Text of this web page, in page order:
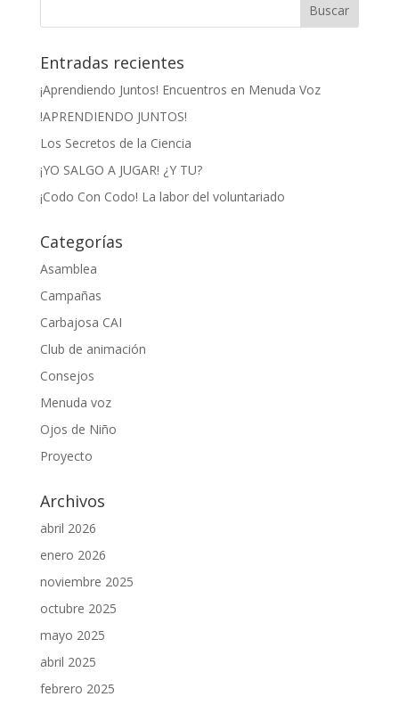
Entradas recientes
¡Aprendiendo Juntos! Encuentros en Menuda Voz
!APRENDIENDO JUNTOS!
Los Secretos de la Ciencia
¡YO SALGO A JUGAR! ¿Y TU?
¡Codo Con Codo! La labor del voluntariado
Categorías
Asamblea
Campañas
Carbajosa CAI
Club de animación
Consejos
Menuda voz
Ojos de Niño
Proyecto
Archivos
abril 2026
enero 2026
noviembre 2025
octubre 2025
mayo 2025
abril 2025
febrero 2025